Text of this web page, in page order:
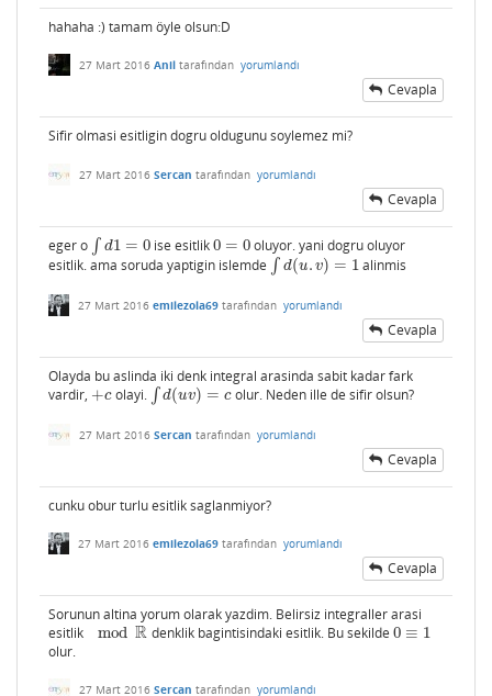
hahaha :) tamam öyle olsun:D
27 Mart 2016 Anil tarafından yorumlandı
Cevapla
Sifir olmasi esitligin dogru oldugunu soylemez mi?
27 Mart 2016 Sercan tarafından yorumlandı
Cevapla
eger o ∫ d1 = 0
∫d1=0 ise esitlik0 = 0
0 =0
oluyor. yani dogru oluyor
esitlik. ama soruda yaptigin islemde ∫ d(u. v) = 1
∫d(u.v)=1 alinmis
27 Mart 2016 emilezola69 tarafından yorumlandı
Cevapla
Olayda bu aslinda iki denk integral arasinda sabit kadar fark
vardir, +c
+c olayi. ∫ d(uv) = c
∫d(uv)=c olur. Neden ille de sifir olsun?
27 Mart 2016 Sercan tarafından yorumlandı
Cevapla
cunku obur turlu esitlik saglanmiyor?
27 Mart 2016 emilezola69 tarafından yorumlandı
Cevapla
Sorunun altina yorum olarak yazdim. Belirsiz integraller arasi
esitlik
mod R
modR denklik bagintisindaki esitlik. Bu sekilde 0 ≡ 1
0≡1
olur.
27 Mart 2016 Sercan tarafından yorumlandı